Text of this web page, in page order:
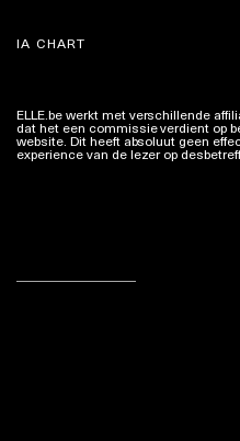
IA CHART
ELLE.be werkt met verschillende
dat het een commissie verdient op
website. Dit heeft absoluut geen
experience van de lezer op